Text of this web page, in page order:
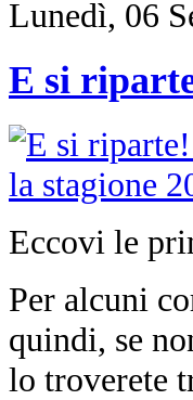
Lunedì, 06
E si
Eccovi le
Per alcuni
quindi, se
lo troverete